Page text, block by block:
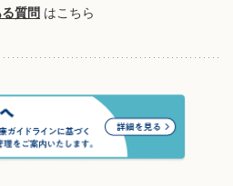
質問 はこちら